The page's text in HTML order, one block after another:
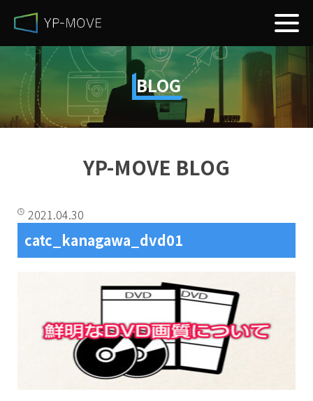
BLOG
YP-MOVE BLOG
2021.04.30
catc_kanagawa_dvd01